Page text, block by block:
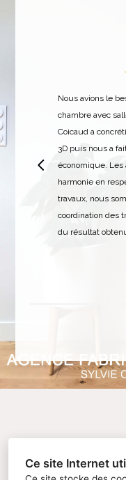
Ce site Internet
Nous avions le
chambre avec
Coicaud a
3D puis nous a
économique. Les
harmonie en
travaux, nous
coordination des
du résultat